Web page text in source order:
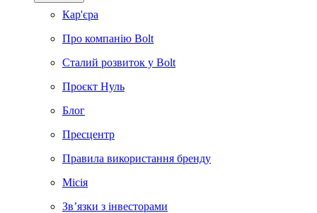
Кар'єра
Про компанію Bolt
Сталий розвиток у Bolt
Проєкт Нуль
Блог
Пресцентр
Правила використання бренду
Місія
Зв’язки з інвесторами